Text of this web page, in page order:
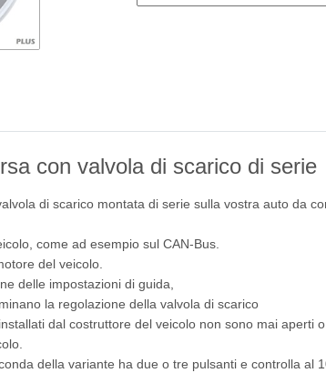
con valvola di scarico di serie
di scarico montata di serie sulla vostra auto da
come ad esempio sul CAN-Bus.
del veicolo.
delle impostazioni di guida,
la regolazione della valvola di scarico
dal costruttore del veicolo non sono mai aperti
della variante ha due o tre pulsanti e controlla al